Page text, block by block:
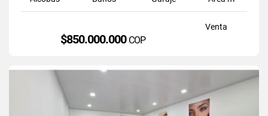
Venta
$850.000.000 COP